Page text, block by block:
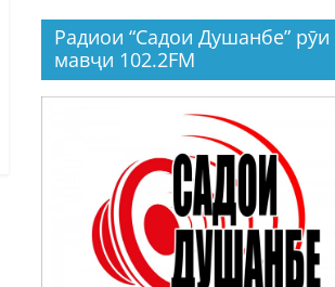
Радиои “Садои Душанбе” рӯи
мавҷи 102.2FM